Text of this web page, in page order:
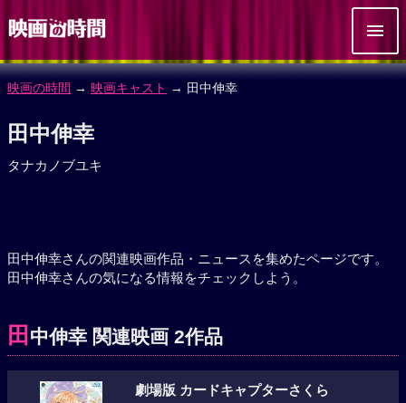
映画の時間 → 映画キャスト → 田中伸幸
田中伸幸
タナカノブユキ
田中伸幸さんの関連映画作品・ニュースを集めたページです。
田中伸幸さんの気になる情報をチェックしよう。
田 中伸幸 関連映画 2作品
劇場版 カードキャプターさくら